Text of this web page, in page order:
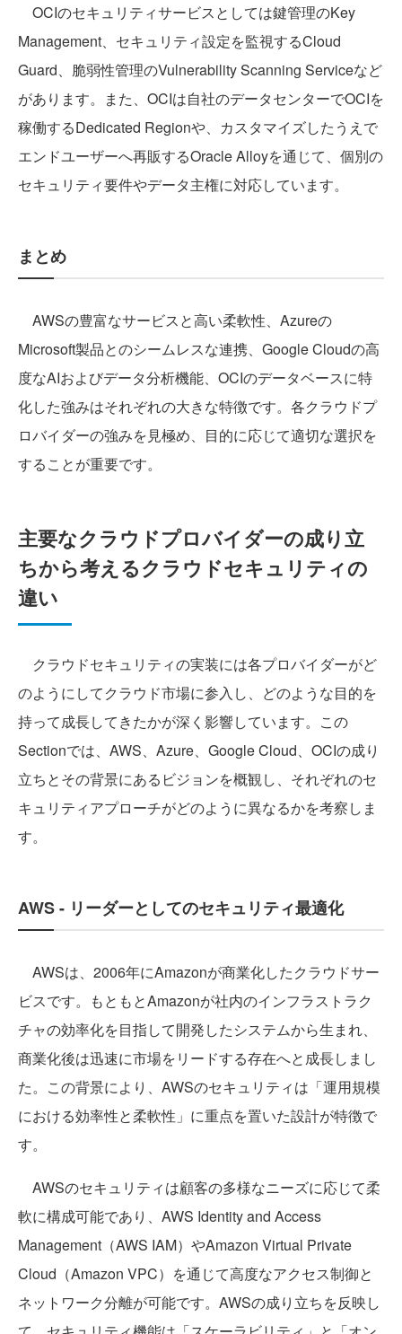
OCIのセキュリティサービスとしては鍵管理のKey
Management、セキュリティ設定を監視するCloud
Guard、脆弱性管理のVulnerability Scanning Serviceなど
があります。また、OCIは自社のデータセンターでOCIを
稼働するDedicated Regionや、カスタマイズしたうえで
エンドユーザーへ再販するOracle Alloyを通じて、個別の
セキュリティ要件やデータ主権に対応しています。
まとめ
AWSの豊富なサービスと高い柔軟性、Azureの
Microsoft製品とのシームレスな連携、Google Cloudの高
度なAIおよびデータ分析機能、OCIのデータベースに特
化した強みはそれぞれの大きな特徴です。各クラウドプ
ロバイダーの強みを見極め、目的に応じて適切な選択を
することが重要です。
主要なクラウドプロバイダーの成り立
ちから考えるクラウドセキュリティの
違い
クラウドセキュリティの実装には各プロバイダーがど
のようにしてクラウド市場に参入し、どのような目的を
持って成長してきたかが深く影響しています。この
Sectionでは、AWS、Azure、Google Cloud、OCIの成り
立ちとその背景にあるビジョンを概観し、それぞれのセ
キュリティアプローチがどのように異なるかを考察しま
す。
AWS - リーダーとしてのセキュリティ最適化
AWSは、2006年にAmazonが商業化したクラウドサー
ビスです。もともとAmazonが社内のインフラストラク
チャの効率化を目指して開発したシステムから生まれ、
商業化後は迅速に市場をリードする存在へと成長しまし
た。この背景により、AWSのセキュリティは「運用規模
における効率性と柔軟性」に重点を置いた設計が特徴で
す。
AWSのセキュリティは顧客の多様なニーズに応じて柔
軟に構成可能であり、AWS Identity and Access
Management（AWS IAM）やAmazon Virtual Private
Cloud（Amazon VPC）を通じて高度なアクセス制御と
ネットワーク分離が可能です。AWSの成り立ちを反映し